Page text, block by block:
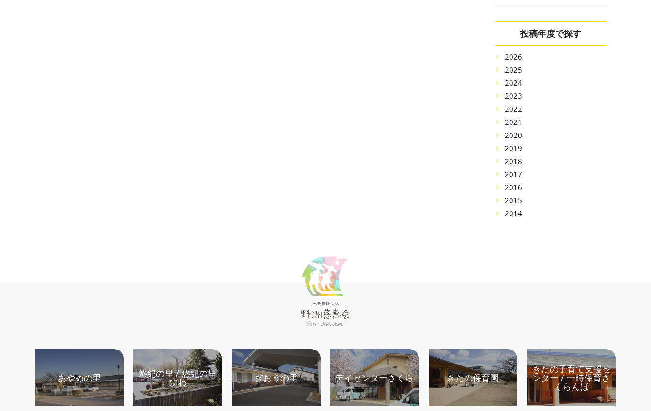
投稿年度で探す
2026
2025
2024
2023
2022
2021
2020
2019
2018
2017
2016
2015
2014
あやめの里 悠紀の里 / 悠紀の里
びわ ぎおうの里 デイセンターさくら きたの保育園
きたの子育て支援セ
ンター / 一時保育さ
くらんぼ